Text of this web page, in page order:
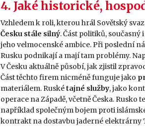
4. Jaké historické,
Vzhledem k roli, kterou hrál Sovětský
Česku stále silný. Část politiků,
jeho velmocenské ambice. Při poslední
Rusku podnikají a mají tam problémy.
V Česku aktuálně působí, jak zjistil
Část těchto firem nicméně funguje jako
materiálem. Ruskétajné služby, jako
operace na Západě, včetně Česka.
například společným bojem proti
kontrakt na dostavbu jaderné elektrárny